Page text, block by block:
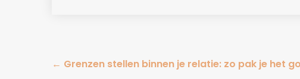
navigation
← Grenzen stellen binnen je relatie: zo pak je het